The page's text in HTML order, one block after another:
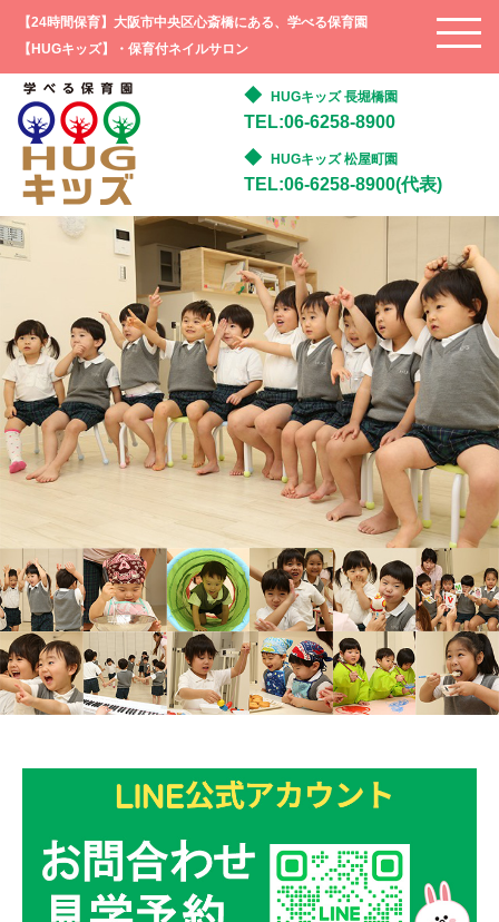
【24時間保育】大阪市中央区心斎橋にある、学べる保育園
【HUGキッズ】・保育付ネイルサロン
HUGキッズ 長堀橋園
TEL:06-6258-8900
HUGキッズ 松屋町園
TEL:06-6258-8900(代表)